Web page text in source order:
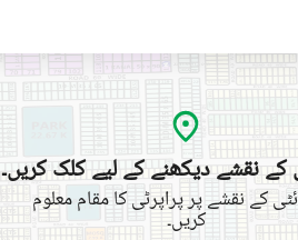
نقشے دیکھنے کے لیے کلک کریں۔
کے نقشے پر پراپرٹی کا مقام معلوم
کریں۔